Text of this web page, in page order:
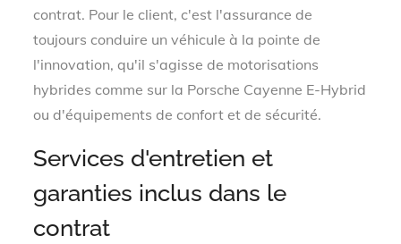
contrat. Pour le client, c'est l'assurance de
toujours conduire un véhicule à la pointe de
l'innovation, qu'il s'agisse de motorisations
hybrides comme sur la Porsche Cayenne E-Hybrid
ou d'équipements de confort et de sécurité.
Services d'entretien et
garanties inclus dans le
contrat